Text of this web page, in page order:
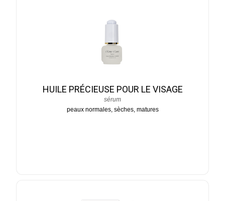
HUILE PRÉCIEUSE POUR LE VISAGE
sérum
peaux normales, sèches, matures